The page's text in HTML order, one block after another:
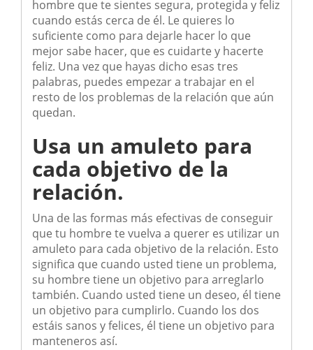
hombre que te sientes segura, protegida y feliz
cuando estás cerca de él. Le quieres lo
suficiente como para dejarle hacer lo que
mejor sabe hacer, que es cuidarte y hacerte
feliz. Una vez que hayas dicho esas tres
palabras, puedes empezar a trabajar en el
resto de los problemas de la relación que aún
quedan.
Usa un amuleto para
cada objetivo de la
relación.
Una de las formas más efectivas de conseguir
que tu hombre te vuelva a querer es utilizar un
amuleto para cada objetivo de la relación. Esto
significa que cuando usted tiene un problema,
su hombre tiene un objetivo para arreglarlo
también. Cuando usted tiene un deseo, él tiene
un objetivo para cumplirlo. Cuando los dos
estáis sanos y felices, él tiene un objetivo para
manteneros así.